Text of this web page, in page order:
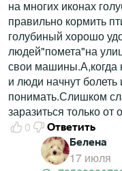
на многих иконах
правильно кормить
голубиный хорошо
людей"помета"на
свои машины.А,когда
и люди начнут болеть
понимать.Слишком
заразиться только от
0
Ответить
Белена
17 июля